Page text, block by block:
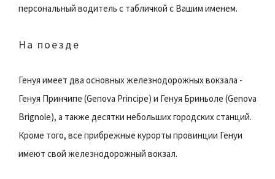
персональный водитель с табличкой с Вашим именем.
На поезде
Генуя имеет два основных железнодорожных вокзала -
Генуя Принчипe (Genova Principe) и Генуя Бриньоле (Genova
Brignole), а также десятки небольших городских станций.
Кроме того, все прибрежные курорты провинции Генуи
имеют свой железнодорожный вокзал.